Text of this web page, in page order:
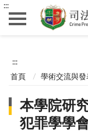
:::
:::
首頁 學術交流與發
本學院研
犯罪學學